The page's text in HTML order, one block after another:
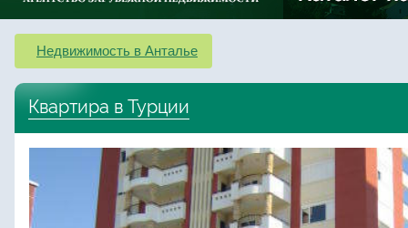
Недвижимость в Анталье
Квартира в Турции